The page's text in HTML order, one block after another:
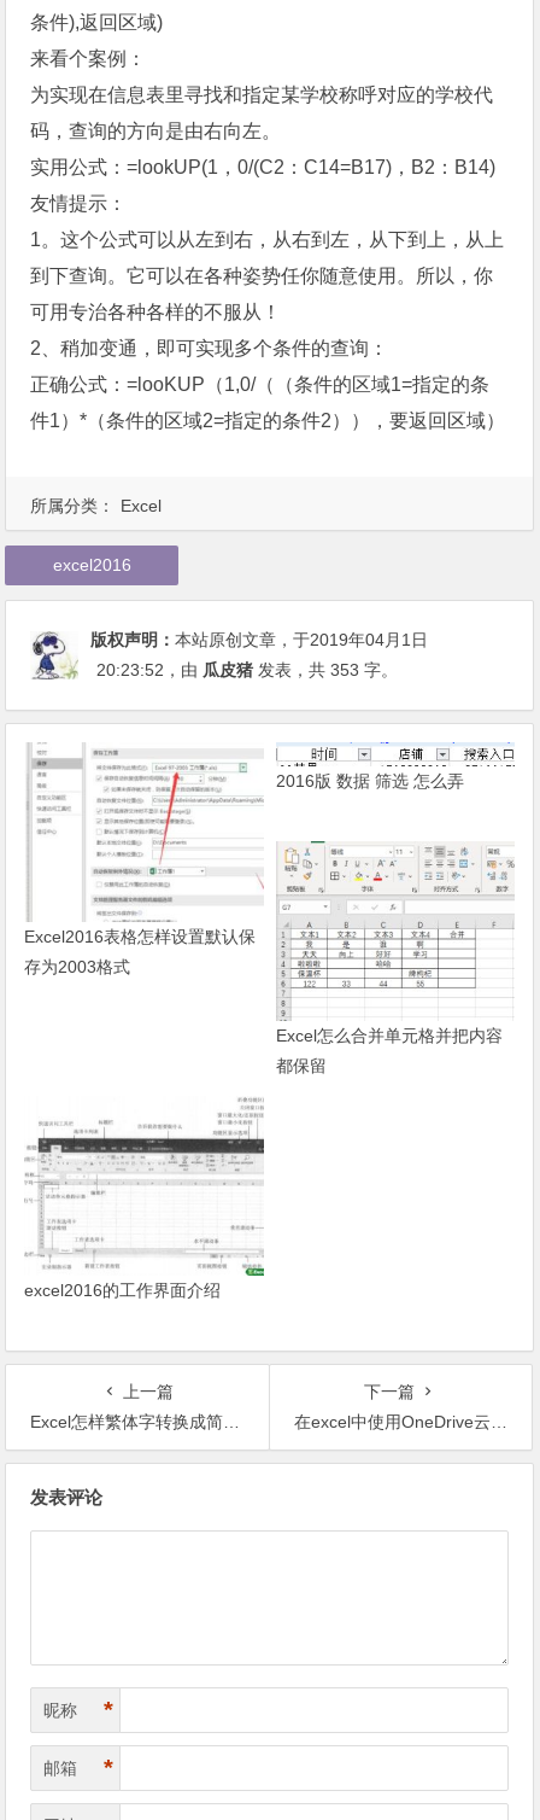
条件),返回区域)
来看个案例：
为实现在信息表里寻找和指定某学校称呼对应的学校代
码，查询的方向是由右向左。
实用公式：=lookUP(1，0/(C2：C14=B17)，B2：B14)
友情提示：
1。这个公式可以从左到右，从右到左，从下到上，从上
到下查询。它可以在各种姿势任你随意使用。所以，你
可用专治各种各样的不服从！
2、稍加变通，即可实现多个条件的查询：
正确公式：=looKUP（1,0/（（条件的区域1=指定的条
件1）*（条件的区域2=指定的条件2）），要返回区域）
所属分类： Excel
excel2016
版权声明：本站原创文章，于2019年04月1日
20:23:52 ，由 瓜皮猪 发表，共 353 字。
Excel2016表格怎样设置默认保
存为2003格式
2016版 数据 筛选 怎么弄
Excel怎么合并单元格并把内容
都保留
excel2016的工作界面介绍
上一篇
Excel怎样繁体字转换成简体字
下一篇
在excel中使用OneDrive云存储功能，让excel表格文件在线编辑协同办公
发表评论
昵称 *
邮箱 *